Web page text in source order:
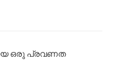
ഒരു പ്രവണത